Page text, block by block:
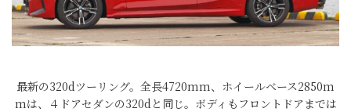
最新の320dツーリング。全長4720mm、ホイールベース2850m
mは、４ドアセダンの320dと同じ。ボディもフロントドアまでは